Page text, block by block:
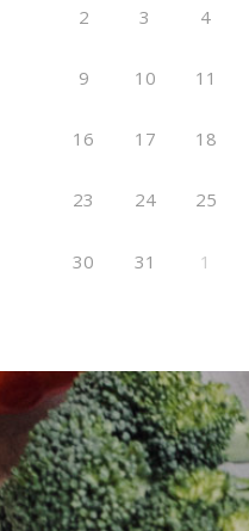
2 3 4
9 10 11
16 17 18
23 24 25
30 31 1